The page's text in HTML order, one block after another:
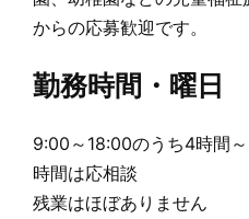
からの応募歓迎です。
勤務時間・曜日
9:00～18:00のうち4時間
時間は応相談
残業はほぼありません